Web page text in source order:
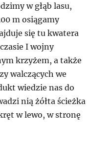
w głąb lasu,
m osiągamy
się tu kwatera
I wojny
krzyżem, a także
walczących we
wiedzie nas do
nią żółta ścieżka
w lewo, w stronę